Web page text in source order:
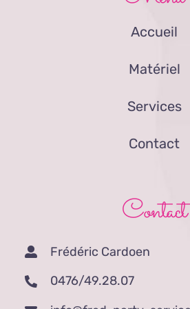
Accueil
Matériel
Services
Contact
Contact
Frédéric Cardoen
0476/49.28.07